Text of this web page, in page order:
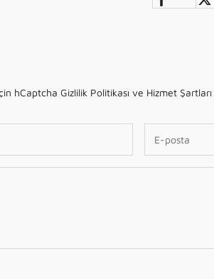
hCaptcha Gizlilik Politikası ve Hizmet Şartları